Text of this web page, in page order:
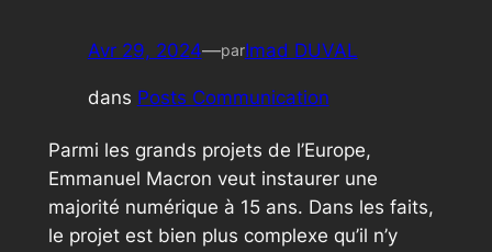
Avr 29, 2024—parImad DUVAL
dans Posts Communication
Parmi les grands projets de l’Europe,
Emmanuel Macron veut instaurer une
majorité numérique à 15 ans. Dans les faits,
le projet est bien plus complexe qu’il n’y